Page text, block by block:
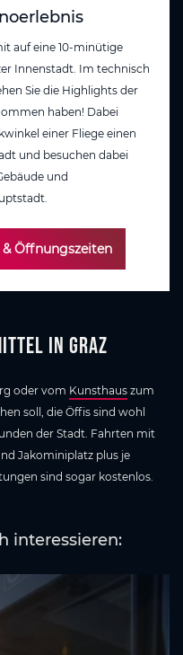
auf eine 10-minütige
Innenstadt. Im technisch
Sie die Highlights der
haben! Dabei
einer Fliege einen
und besuchen dabei
und
Öffnungszeiten
in Graz
oder vom Kunsthaus zum
soll, die Öffis sind wohl
der Stadt. Fahrten mit
Jakominiplatz plus je
sind sogar kostenlos.
interessieren: